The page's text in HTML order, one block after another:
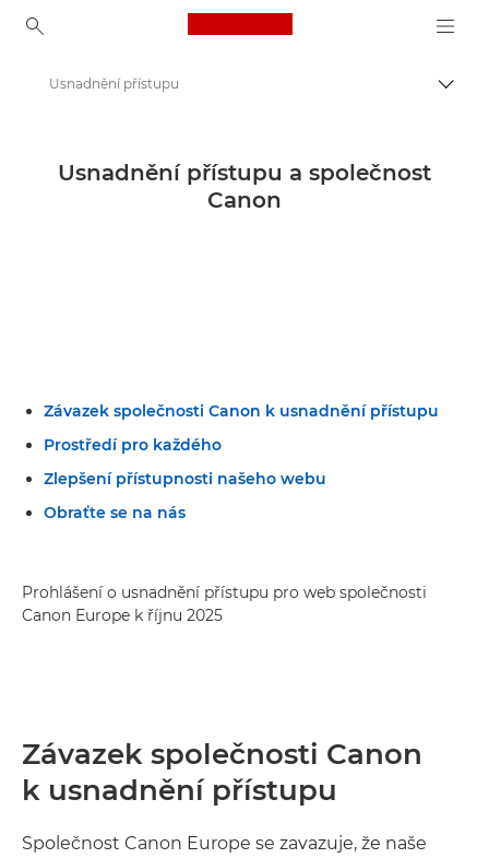
Canon Logo, back to
Usnadnění přístupu
Usnadnění přístupu a společnost
Canon
Závazek společnosti Canon k usnadnění přístupu
Prostředí pro každého
Zlepšení přístupnosti našeho webu
Obraťte se na nás
Prohlášení o usnadnění přístupu pro web společnosti
Canon Europe k říjnu 2025
Závazek společnosti Canon
k usnadnění přístupu
Společnost Canon Europe se zavazuje, že naše